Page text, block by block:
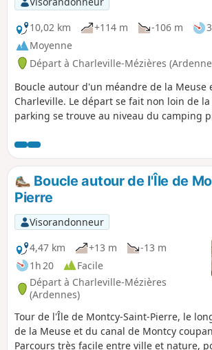
10,02 km
+114 m -106 m
Moyenne
Départ à Charleville-Mézières
Boucle autour d'un méandre de la Meuse
Charleville. Le départ se fait non loin de la
parking se trouve au niveau du camping
dénivelé et quelques routes à forte vitesse
Boucle autour de l'Île de
Pierre
Visorandonneur
4,47 km
+13 m
-13 m
1h 20
Facile
Départ à Charleville-Mézières
(Ardennes)
Tour de l'Île de Montcy-Saint-Pierre, le
de la Meuse et du canal de Montcy
Parcours très facile entre ville et nature,